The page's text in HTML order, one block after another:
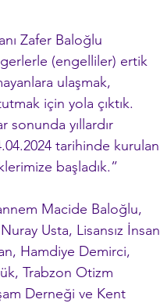
Zafer Baloğlu
(engelliler) ertik
ulaşmak,
için yola çıktık.
sonunda yıllardır
tarihinde kurulan
başladık.”
Macide Baloğlu,
Usta, Lisansız İnsan
Hamdiye Demirci,
Trabzon Otizm
Derneği ve Kent